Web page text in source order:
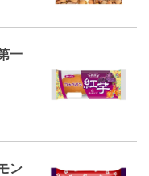
一
ン